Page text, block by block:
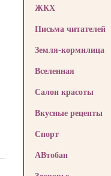
ЖКХ
Письма читателей
Земля-кормилица
Вселенная
Салон красоты
Вкусные рецепты
Спорт
АВтобан